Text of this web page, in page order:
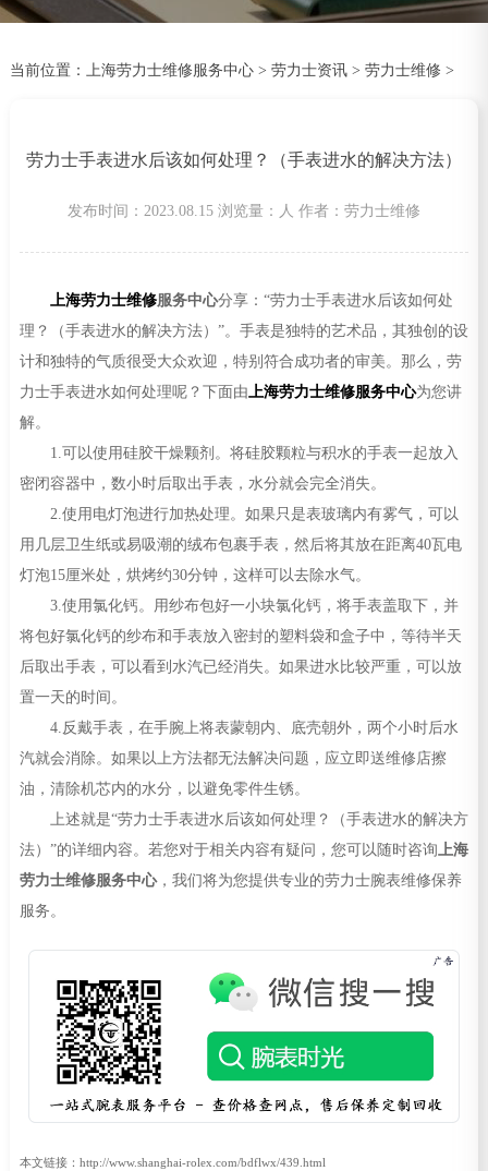
当前位置： 上海劳力士维修服务中心> 劳力士资讯> 劳力士维修 >
劳力士手表进水后该如何处理？（手表进水的解决方法）
发布时间：2023.08.15 浏览量： 人 作者：劳力士维修
上海劳力士维修服务中心分享：“劳力士手表进水后该如何处
理？（手表进水的解决方法）”。手表是独特的艺术品，其独创的设
计和独特的气质很受大众欢迎，特别符合成功者的审美。那么，劳
力士手表进水如何处理呢？下面由上海劳力士维修服务中心为您讲
解。
1.可以使用硅胶干燥颗剂。将硅胶颗粒与积水的手表一起放入
密闭容器中，数小时后取出手表，水分就会完全消失。
2.使用电灯泡进行加热处理。如果只是表玻璃内有雾气，可以
用几层卫生纸或易吸潮的绒布包裹手表，然后将其放在距离40瓦电
灯泡15厘米处，烘烤约30分钟，这样可以去除水气。
3.使用氯化钙。用纱布包好一小块氯化钙，将手表盖取下，并
将包好氯化钙的纱布和手表放入密封的塑料袋和盒子中，等待半天
后取出手表，可以看到水汽已经消失。如果进水比较严重，可以放
置一天的时间。
4.反戴手表，在手腕上将表蒙朝内、底壳朝外，两个小时后水
汽就会消除。如果以上方法都无法解决问题，应立即送维修店擦
油，清除机芯内的水分，以避免零件生锈。
上述就是“劳力士手表进水后该如何处理？（手表进水的解决方
法）”的详细内容。若您对于相关内容有疑问，您可以随时咨询上海
劳力士维修服务中心，我们将为您提供专业的劳力士腕表维修保养
服务。
本文链接：http://www.shanghai-rolex.com/bdflwx/439.html